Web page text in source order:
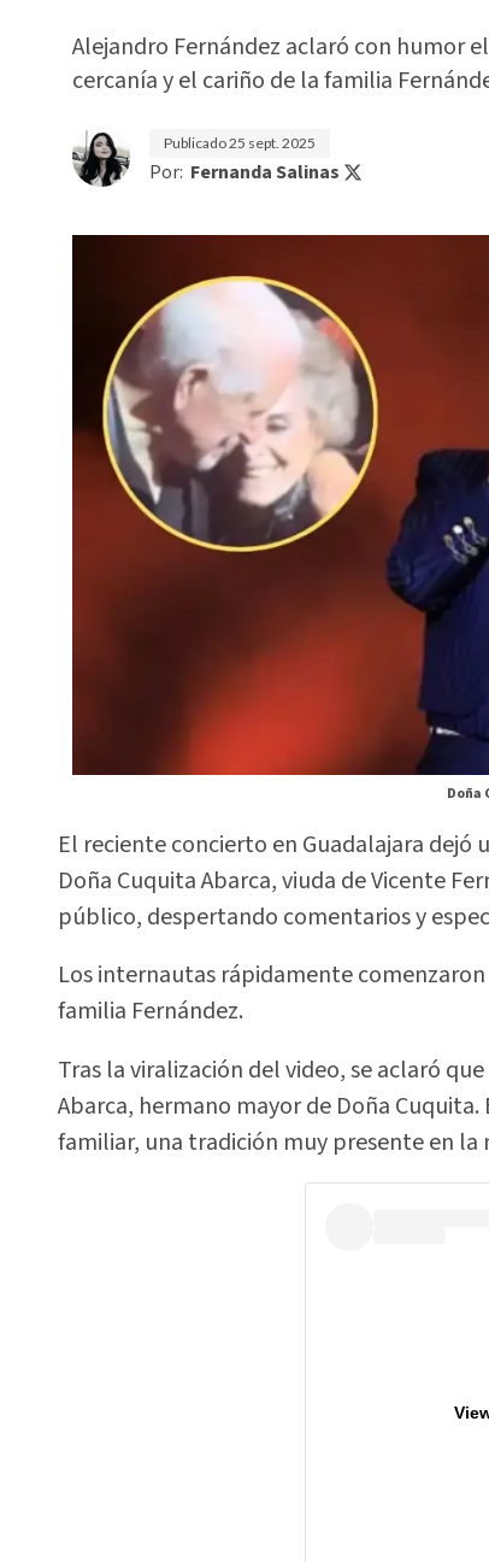
Alejandro Fernández aclaró con humor
cercanía y el cariño de la familia
Publicado25 sept. 2025
Por: Fernanda Salinas
Doña
El reciente concierto en Guadalajara
Doña Cuquita Abarca, viuda de Vicente
público, despertando comentarios y
Los internautas rápidamente
familia Fernández.
Tras la viralización del video, se aclaró
Abarca, hermano mayor de Doña
familiar, una tradición muy presente en la